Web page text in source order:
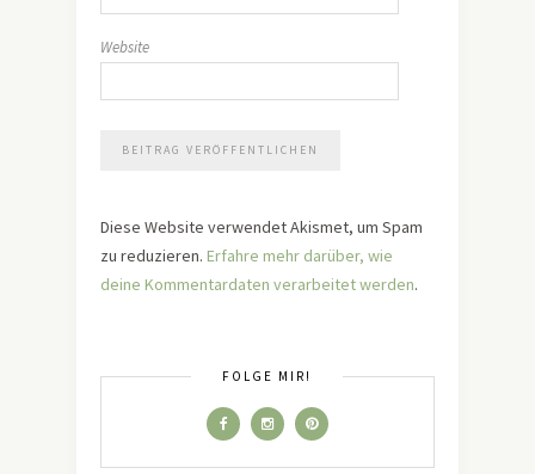
Website
Diese Website verwendet Akismet, um Spam
zu reduzieren. Erfahre mehr darüber, wie
deine Kommentardaten verarbeitet werden.
FOLGE MIR!